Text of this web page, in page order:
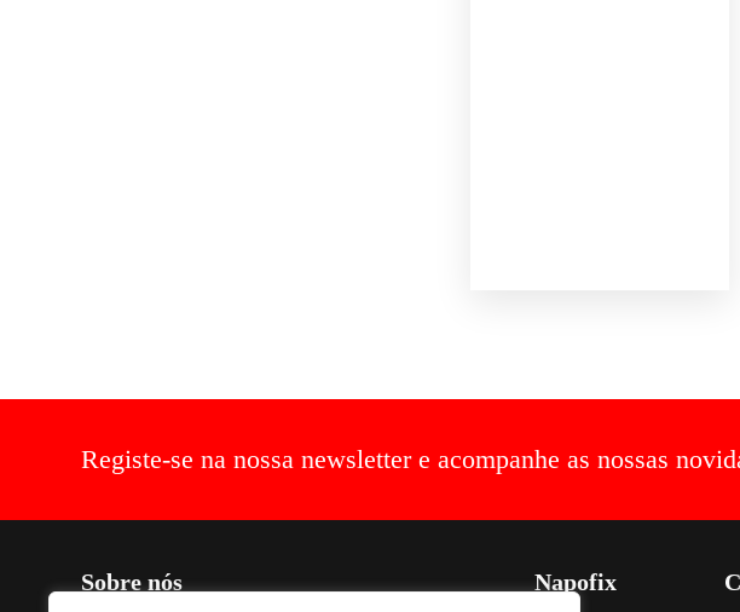
Registe-se na nossa newsletter e acompanhe as nossas
Sobre nós Napofix